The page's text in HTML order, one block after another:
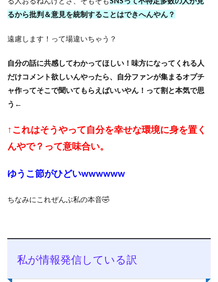
るから批判＆意見を統制することはできへんやん？
遠慮します！って場違いちゃう？
自分の話に共感してわかってほしい！味方になってくれる人
だけコメント欲しいんやったら、自分ファンが集まるオプチ
ャ作ってそこで聞いてもらえばいいやん！って割と本気で思
う←
↑これはそうやって自分を幸せな環境に身を置く
んやで？って意味合い。
ゆうこ節がひどいwwwwww
ちなみにこれぜんぶ私の本音🤣
私が情報発信している訳